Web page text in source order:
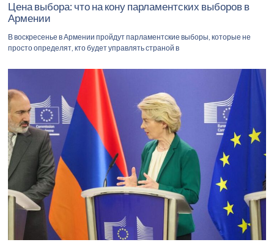
Цена выбора: что на кону парламентских выборов в
Армении
В воскресенье в Армении пройдут парламентские выборы, которые не
просто определят, кто будет управлять страной в